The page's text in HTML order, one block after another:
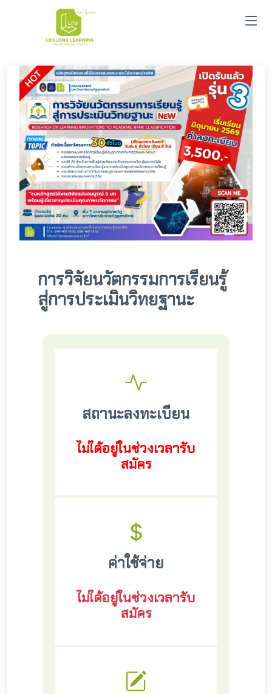
การวิจัยนวัตกรรมการเรียนรู้
สู่การประเมินวิทยฐานะ
สถานะลงทะเบียน
ไม่ได้อยู่ในช่วงเวลารับ
สมัคร
ค่าใช้จ่าย
ไม่ได้อยู่ในช่วงเวลารับ
สมัคร